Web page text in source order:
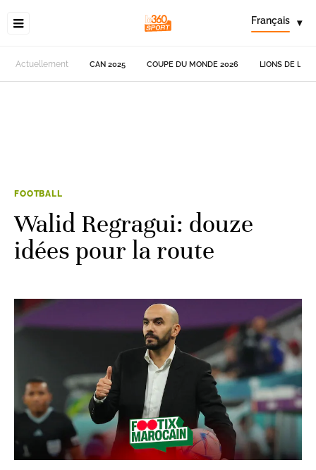
Français ▾
Actuellement CAN 2025 COUPE DU MONDE 2026 LIONS DE
FOOTBALL
Walid Regragui: douze
idées pour la route